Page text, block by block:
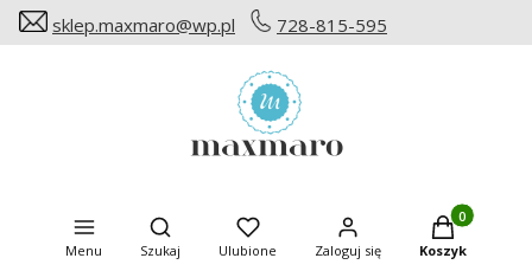
sklep.maxmaro@wp.pl 728-815-595
Menu
Otwórz wyszukiwarkę
Szukaj Ulubione Zaloguj się
Produkty w
Koszyk